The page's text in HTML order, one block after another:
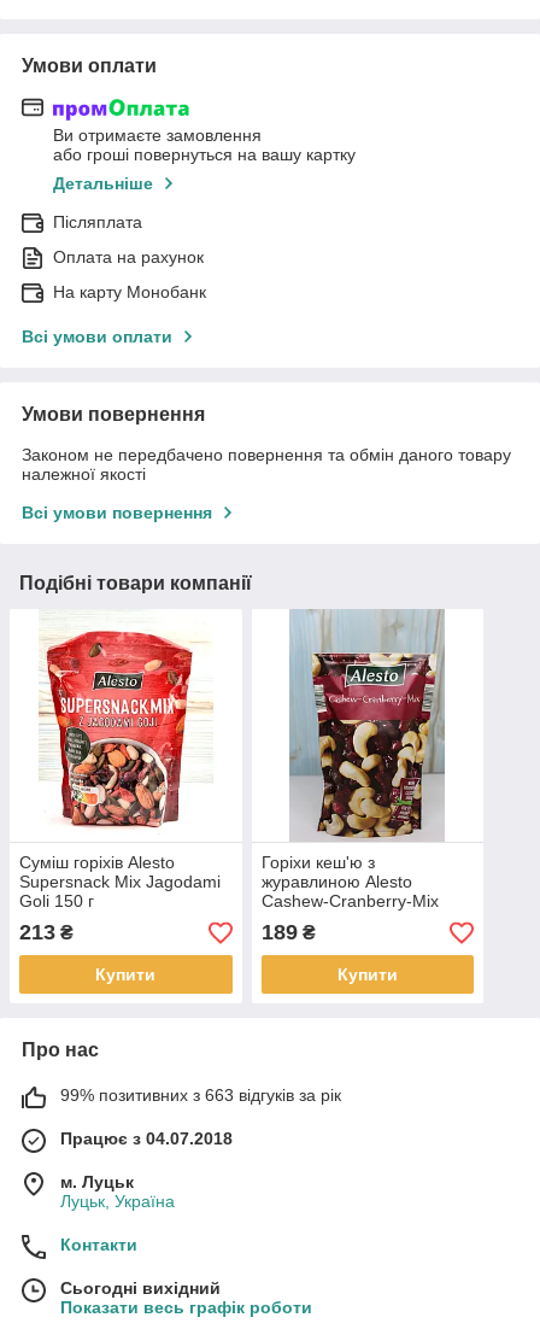
Умови оплати
Ви отримаєте замовлення
або гроші повернуться на вашу картку
Детальніше
Післяплата
Оплата на рахунок
На карту Монобанк
Всі умови оплати
Умови повернення
Законом не передбачено повернення та обмін даного товару
належної якості
Всі умови повернення
Подібні товари компанії
Суміш горіхів Alesto
Supersnack Mix Jagodami
Goli 150 г
213 ₴
Купити
Горіхи кеш'ю з
журавлиною Alesto
Cashew-Cranberry-Mix
189₴
Купити
Про нас
99% позитивних з 663 відгуків за рік
Працює з 04.07.2018
м. Луцьк
Луцьк, Україна
Контакти
Сьогодні вихідний
Показати весь графік роботи